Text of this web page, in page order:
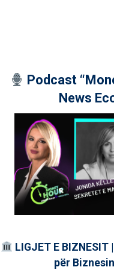
Podcast
News
LIGJET E
për